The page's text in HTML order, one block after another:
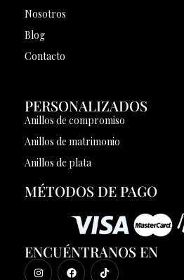
Nosotros
Blog
Contacto
PERSONALIZADOS
Anillos de compromiso
Anillos de matrimonio
Anillos de plata
MÉTODOS DE PAGO
ENCUÉNTRANOS EN